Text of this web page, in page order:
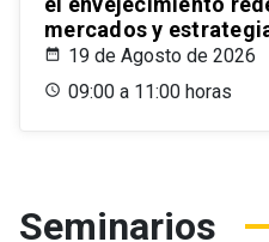
mercados y
19 de Agosto de 2026
09:00 a 11:00 horas
Seminarios